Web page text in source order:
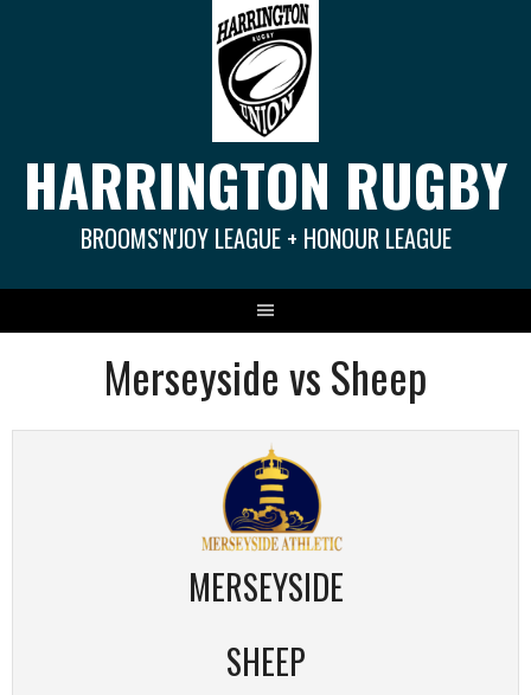
HARRINGTON RUGBY
BROOMS'N'JOY LEAGUE + HONOUR LEAGUE
Merseyside vs Sheep
MERSEYSIDE
SHEEP